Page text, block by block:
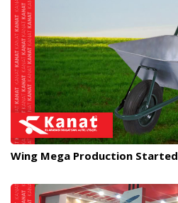
Wing Mega Production Started